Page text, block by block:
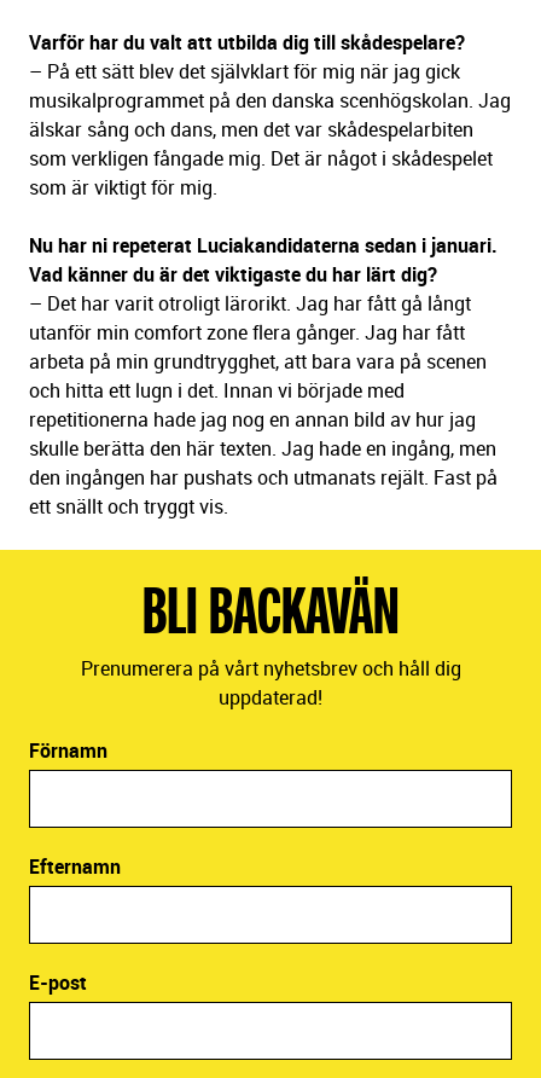
Varför har du valt att utbilda dig till skådespelare?
– På ett sätt blev det självklart för mig när jag gick
musikalprogrammet på den danska scenhögskolan. Jag
älskar sång och dans, men det var skådespelarbiten
som verkligen fångade mig. Det är något i skådespelet
som är viktigt för mig.
Nu har ni repeterat Luciakandidaterna sedan i januari.
Vad känner du är det viktigaste du har lärt dig?
– Det har varit otroligt lärorikt. Jag har fått gå långt
utanför min comfort zone flera gånger. Jag har fått
arbeta på min grundtrygghet, att bara vara på scenen
och hitta ett lugn i det. Innan vi började med
repetitionerna hade jag nog en annan bild av hur jag
skulle berätta den här texten. Jag hade en ingång, men
den ingången har pushats och utmanats rejält. Fast på
ett snällt och tryggt vis.
BLI BACKAVÄN
Prenumerera på vårt nyhetsbrev och håll dig
uppdaterad!
Förnamn
Efternamn
E-post